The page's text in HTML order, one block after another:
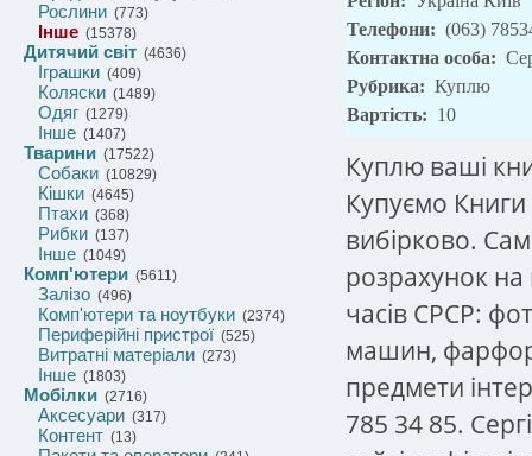
Рослини (773)
Інше (15378)
Дитячий світ (4636)
Іграшки (409)
Коляски (1489)
Одяг (1279)
Інше (1407)
Тварини (17522)
Собаки (10829)
Кішки (4645)
Птахи (368)
Рибки (137)
Інше (1049)
Комп'ютери (5611)
Залізо (496)
Комп'ютери та ноутбуки (2374)
Периферійні пристрої (525)
Витратні матеріали (273)
Інше (1803)
Мобілки (2716)
Аксесуари (317)
Контент (13)
Телефони: (063)
Контактна особа:
Рубрика: Куплю
Вартість: 10
Куплю ваші
Купуємо Книги
вибірково.
розрахунок на
часів СРСР:
машин,
предмети
785 34 85.